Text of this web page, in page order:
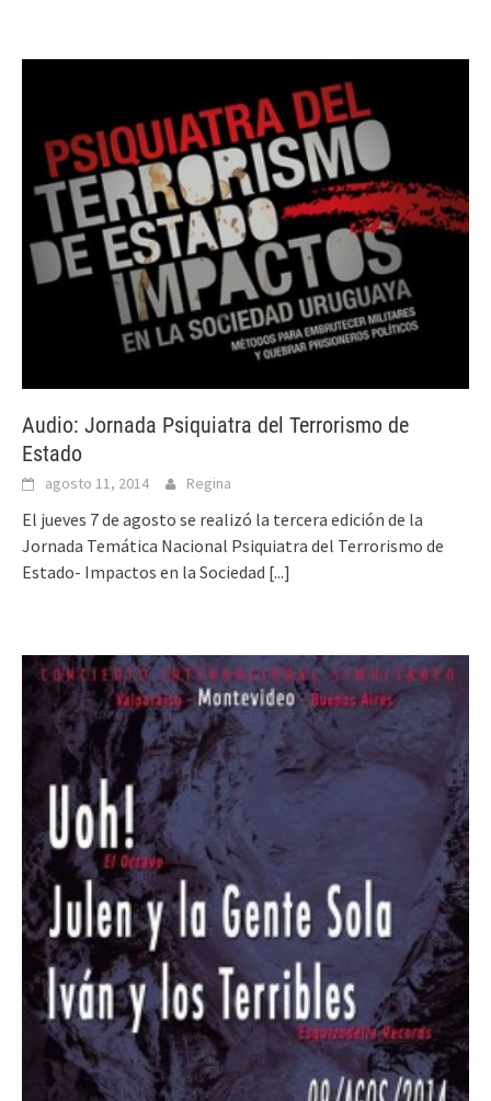
Audio: Jornada Psiquiatra del Terrorismo de
Estado
agosto 11, 2014 Regina
El jueves 7 de agosto se realizó la tercera edición de la
Jornada Temática Nacional Psiquiatra del Terrorismo de
Estado- Impactos en la Sociedad [...]